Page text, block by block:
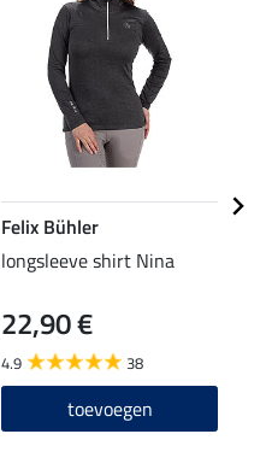
Felix Bühler
longsleeve shirt Nina
22,90 €
4.9 38
toevoegen